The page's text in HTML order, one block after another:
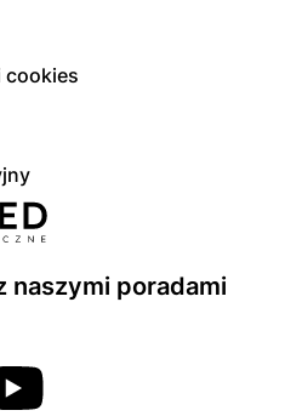
naszymi poradami
cookies